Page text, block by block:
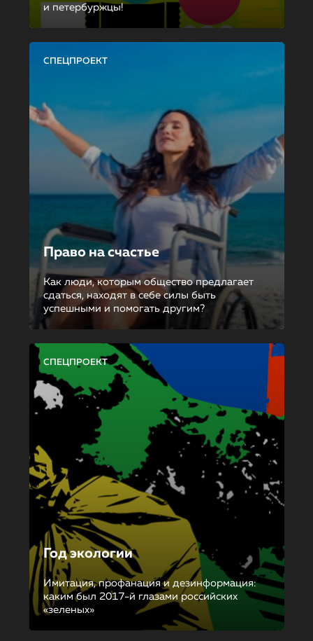
и петербуржцы!
СПЕЦПРОЕКТ
Право на счастье
Как люди, которым общество предлагает
сдаться, находят в себе силы быть
успешными и помогать другим?
СПЕЦПРОЕКТ
Год экологии
Имитация, профанация и дезинформация:
каким был 2017-й глазами российских
«зеленых»